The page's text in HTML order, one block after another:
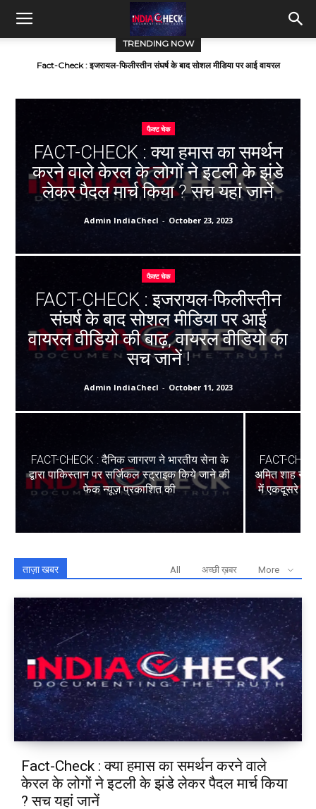
IndiaCheck
TRENDING NOW
Fact-Check : दैनिक जागरण ने भारतीय सेना के द्वारा पाकिस्तान पर सर्जिकल
फैक्ट चेक
FACT-CHECK : क्या हमास का समर्थन
करने वाले केरल के लोगों ने इटली के झंडे
लेकर पैदल मार्च किया ? सच यहां जानें
Admin IndiaChecl - October 23, 2023
फैक्ट चेक
FACT-CHECK : इजरायल-फिलीस्तीन
संघर्ष के बाद सोशल मीडिया पर आई
वायरल वीडियो की बाढ़, वायरल वीडियो का
सच जानें !
Admin IndiaChecl - October 11, 2023
FACT-CHECK : दैनिक जागरण ने भारतीय सेना के
द्वारा पाकिस्तान पर सर्जिकल स्ट्राइक किये जाने की
फेक न्यूज़ प्रकाशित की
FACT-
अमित शाह ने
में एकदूसरे को
ताज़ा खबर All अच्छी ख़बर More
Fact-Check : क्या हमास का समर्थन करने वाले
केरल के लोगों ने इटली के झंडे लेकर पैदल मार्च किया
? सच यहां जानें